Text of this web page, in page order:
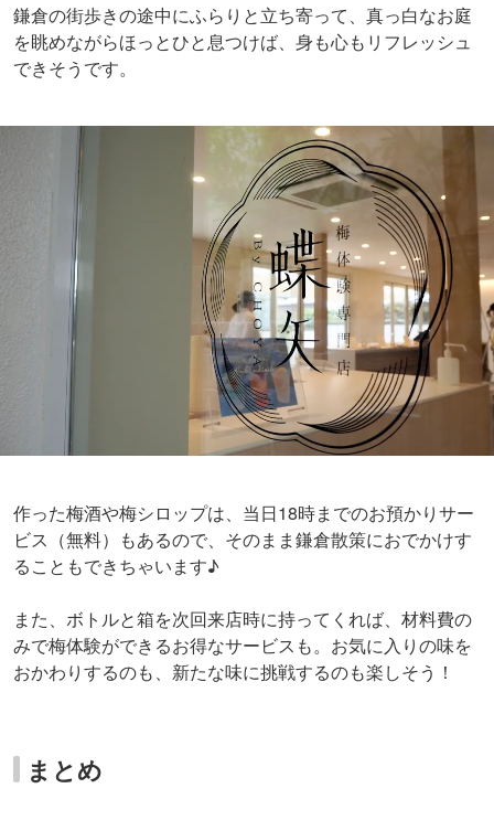
鎌倉の街歩きの途中にふらりと立ち寄って、真っ白なお庭
を眺めながらほっとひと息つけば、身も心もリフレッシュ
できそうです。
作った梅酒や梅シロップは、当日18時までのお預かりサー
ビス（無料）もあるので、そのまま鎌倉散策におでかけす
ることもできちゃいます♪
また、ボトルと箱を次回来店時に持ってくれば、材料費の
みで梅体験ができるお得なサービスも。お気に入りの味を
おかわりするのも、新たな味に挑戦するのも楽しそう！
まとめ